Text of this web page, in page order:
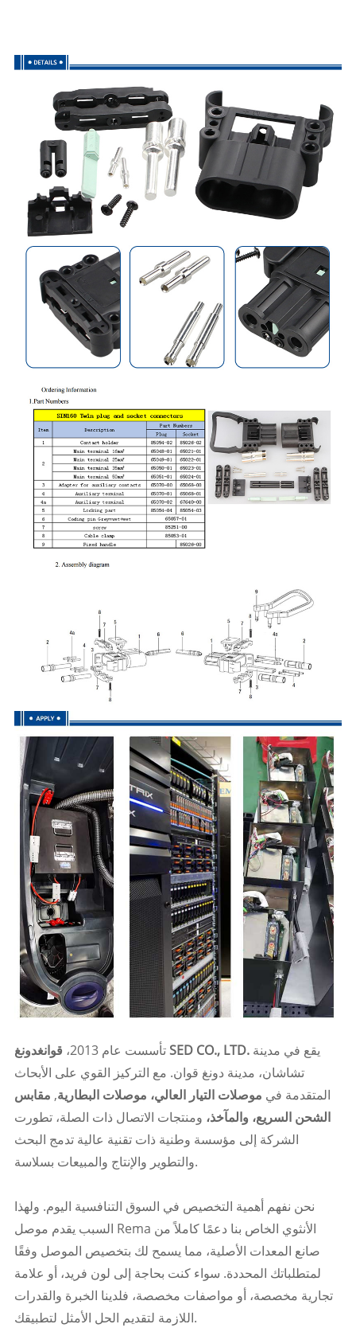
تأسست عام 2013،قوانغدونغ SED CO., LTD.يقع في مدينة
تشاشان، مدينة دونغ قوان. مع التركيز القوي على الأبحاث
المتقدمة في موصلات التيار العالي، موصلات البطارية, مقابس
الشحن السريع، والمآخذ، ومنتجات الاتصال ذات الصلة، تطورت
الشركة إلى مؤسسة وطنية ذات تقنية عالية تدمج البحث
والتطوير والإنتاج والمبيعات بسلاسة.
نحن نفهم أهمية التخصيص في السوق التنافسية اليوم. ولهذا
السبب يقدم موصل Rema الأنثوي الخاص بنا دعمًا كاملاً من
صانع المعدات الأصلية، مما يسمح لك بتخصيص الموصل وفقًا
لمتطلباتك المحددة. سواء كنت بحاجة إلى لون فريد، أو علامة
تجارية مخصصة، أو مواصفات مخصصة، فلدينا الخبرة والقدرات
اللازمة لتقديم الحل الأمثل لتطبيقك.